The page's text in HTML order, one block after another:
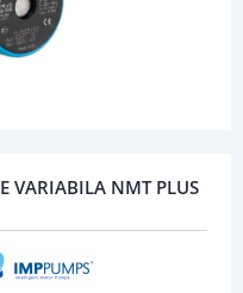
VARIABILA NMT PLUS